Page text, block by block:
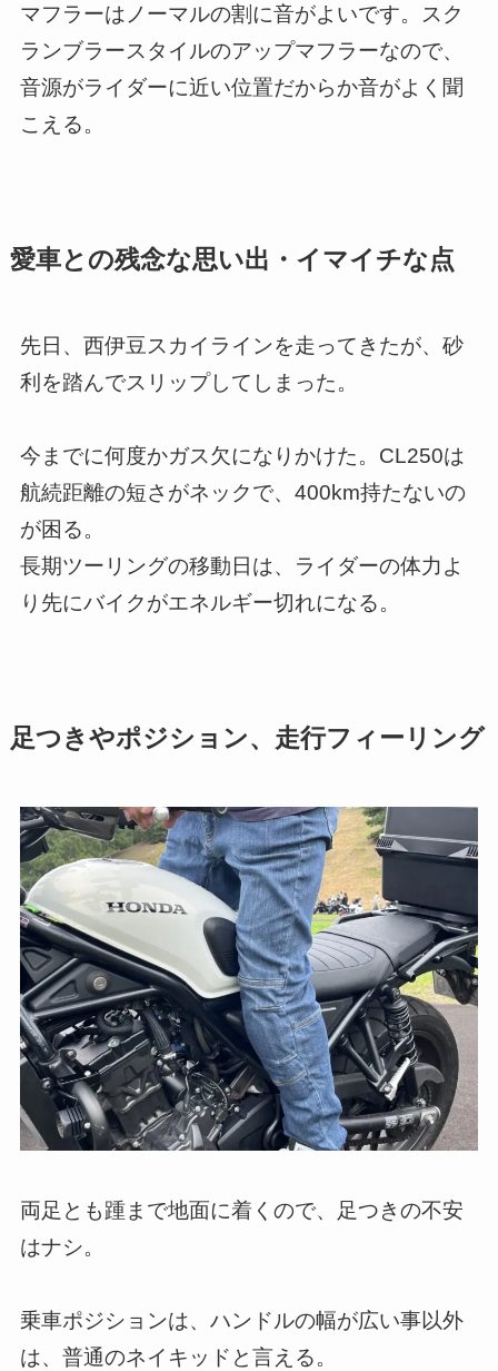
マフラーはノーマルの割に音がよいです。スク
ランブラースタイルのアップマフラーなので、
音源がライダーに近い位置だからか音がよく聞
こえる。
愛車との残念な思い出・イマイチな点
先日、西伊豆スカイラインを走ってきたが、砂
利を踏んでスリップしてしまった。
今までに何度かガス欠になりかけた。CL250は
航続距離の短さがネックで、400km持たないの
が困る。
長期ツーリングの移動日は、ライダーの体力よ
り先にバイクがエネルギー切れになる。
足つきやポジション、走行フィーリング
両足とも踵まで地面に着くので、足つきの不安
はナシ。
乗車ポジションは、ハンドルの幅が広い事以外
は、普通のネイキッドと言える。